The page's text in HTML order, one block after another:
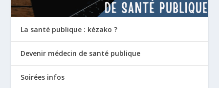
La santé publique : kézako ?
Devenir médecin de santé publique
Soirées infos